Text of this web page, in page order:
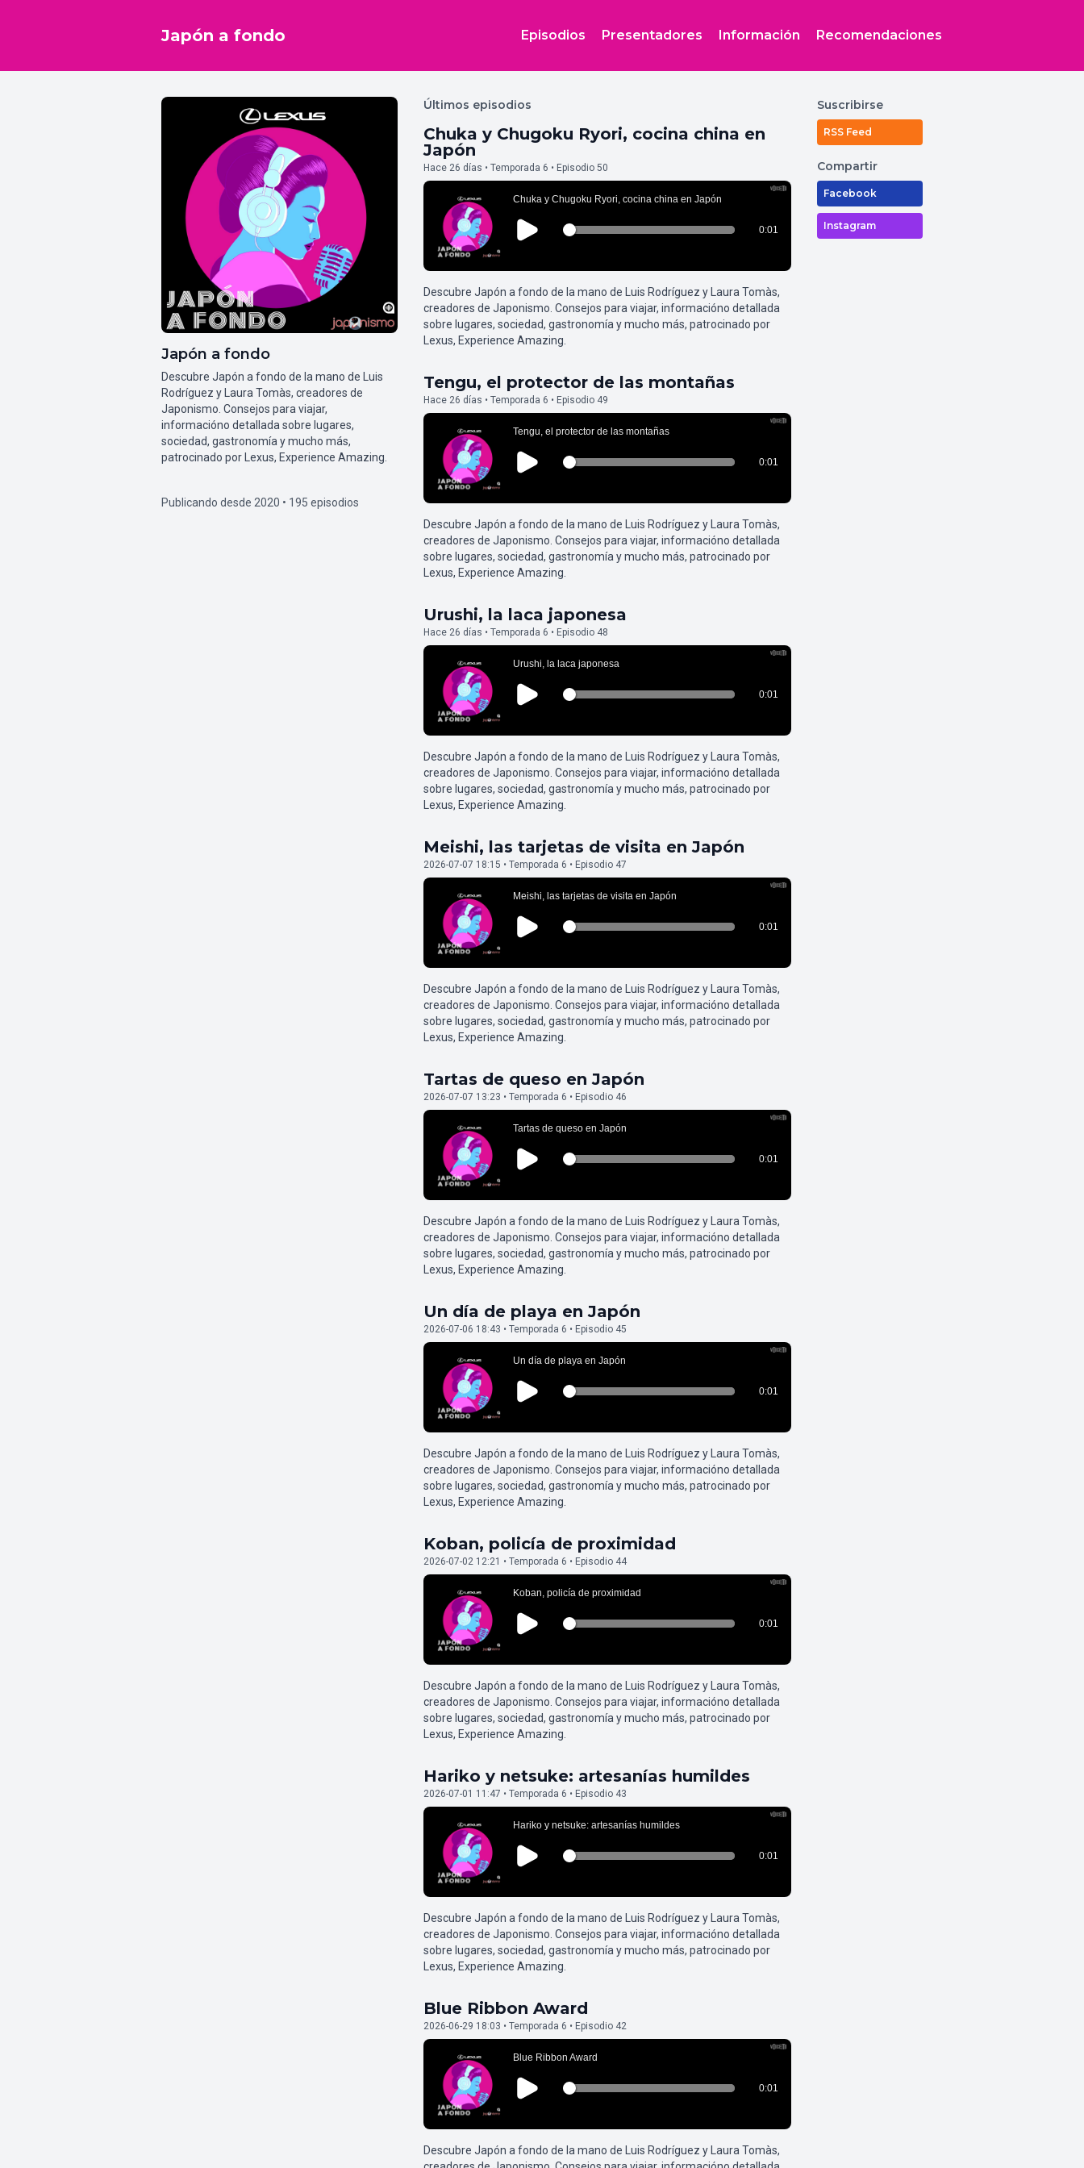
Japón a fondo Episodios Presentadores Información Recomendaciones
Japón a fondo
Descubre Japón a fondo de la mano de Luis
Rodríguez y Laura Tomàs, creadores de
Japonismo. Consejos para viajar,
informacióno detallada sobre lugares,
sociedad, gastronomía y mucho más,
patrocinado por Lexus, Experience Amazing.
Publicando desde 2020 • 195 episodios
Últimos episodios
Chuka y Chugoku Ryori, cocina china en
Japón
Hace 26 días • Temporada 6 • Episodio 50
Descubre Japón a fondo de la mano de Luis Rodríguez y Laura Tomàs,
creadores de Japonismo. Consejos para viajar, informacióno detallada
sobre lugares, sociedad, gastronomía y mucho más, patrocinado por
Lexus, Experience Amazing.
Tengu, el protector de las montañas
Hace 26 días • Temporada 6 • Episodio 49
Descubre Japón a fondo de la mano de Luis Rodríguez y Laura Tomàs,
creadores de Japonismo. Consejos para viajar, informacióno detallada
sobre lugares, sociedad, gastronomía y mucho más, patrocinado por
Lexus, Experience Amazing.
Urushi, la laca japonesa
Hace 26 días • Temporada 6 • Episodio 48
Descubre Japón a fondo de la mano de Luis Rodríguez y Laura Tomàs,
creadores de Japonismo. Consejos para viajar, informacióno detallada
sobre lugares, sociedad, gastronomía y mucho más, patrocinado por
Lexus, Experience Amazing.
Meishi, las tarjetas de visita en Japón
2026-07-07 18:15 • Temporada 6 • Episodio 47
Descubre Japón a fondo de la mano de Luis Rodríguez y Laura Tomàs,
creadores de Japonismo. Consejos para viajar, informacióno detallada
sobre lugares, sociedad, gastronomía y mucho más, patrocinado por
Lexus, Experience Amazing.
Tartas de queso en Japón
2026-07-07 13:23 • Temporada 6 • Episodio 46
Descubre Japón a fondo de la mano de Luis Rodríguez y Laura Tomàs,
creadores de Japonismo. Consejos para viajar, informacióno detallada
sobre lugares, sociedad, gastronomía y mucho más, patrocinado por
Lexus, Experience Amazing.
Un día de playa en Japón
2026-07-06 18:43 • Temporada 6 • Episodio 45
Descubre Japón a fondo de la mano de Luis Rodríguez y Laura Tomàs,
creadores de Japonismo. Consejos para viajar, informacióno detallada
sobre lugares, sociedad, gastronomía y mucho más, patrocinado por
Lexus, Experience Amazing.
Koban, policía de proximidad
2026-07-02 12:21 • Temporada 6 • Episodio 44
Descubre Japón a fondo de la mano de Luis Rodríguez y Laura Tomàs,
creadores de Japonismo. Consejos para viajar, informacióno detallada
sobre lugares, sociedad, gastronomía y mucho más, patrocinado por
Lexus, Experience Amazing.
Hariko y netsuke: artesanías humildes
2026-07-01 11:47 • Temporada 6 • Episodio 43
Descubre Japón a fondo de la mano de Luis Rodríguez y Laura Tomàs,
creadores de Japonismo. Consejos para viajar, informacióno detallada
sobre lugares, sociedad, gastronomía y mucho más, patrocinado por
Lexus, Experience Amazing.
Blue Ribbon Award
2026-06-29 18:03 • Temporada 6 • Episodio 42
Descubre Japón a fondo de la mano de Luis Rodríguez y Laura Tomàs,
Suscribirse
RSS Feed
Compartir
Facebook
Instagram